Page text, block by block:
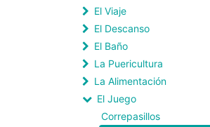
El Viaje
El Descanso
El Baño
La Puericultura
La Alimentación
El Juego
Correpasillos